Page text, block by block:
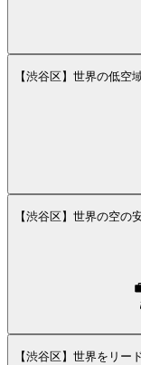
【渋谷区】世界の低
【渋谷区】世界の空
【渋谷区】世界をリ